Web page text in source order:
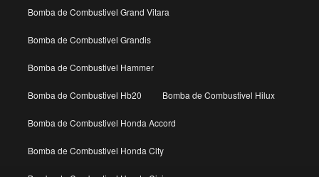
Bomba de Combustivel Grand Vitara
Bomba de Combustivel Grandis
Bomba de Combustivel Hammer
Bomba de Combustivel Hb20 Bomba de Combustivel Hilux
Bomba de Combustivel Honda Accord
Bomba de Combustivel Honda City